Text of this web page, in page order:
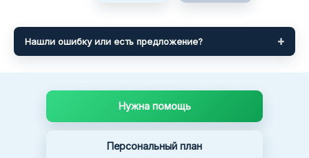
Нашли ошибку или есть предложение?
Нужна помощь
Персональный план